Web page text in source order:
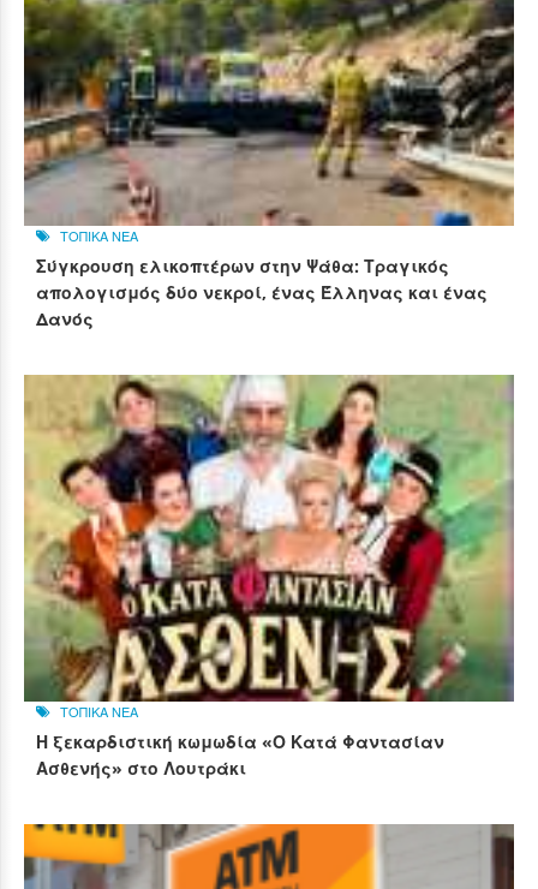
ΤΟΠΙΚΑ ΝΕΑ
Σύγκρουση ελικοπτέρων στην Ψάθα: Τραγικός
απολογισμός δύο νεκροί, ένας Έλληνας και ένας
Δανός
ΤΟΠΙΚΑ ΝΕΑ
Η ξεκαρδιστική κωμωδία «Ο Κατά Φαντασίαν
Ασθενής» στο Λουτράκι